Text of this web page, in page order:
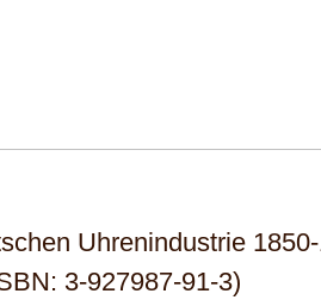
Uhrenindustrie
3-927987-91-3)